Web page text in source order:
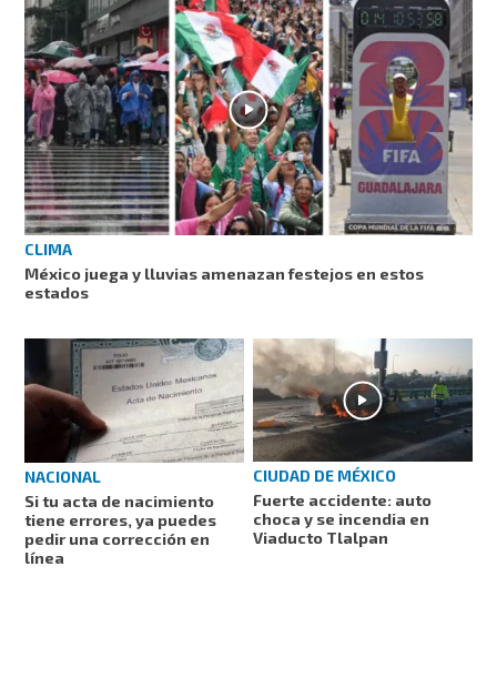
CLIMA
México juega y lluvias amenazan festejos en estos
estados
NACIONAL
Si tu acta de nacimiento
tiene errores, ya puedes
pedir una corrección en
línea
CIUDAD DE MÉXICO
Fuerte accidente: auto
choca y se incendia en
Viaducto Tlalpan